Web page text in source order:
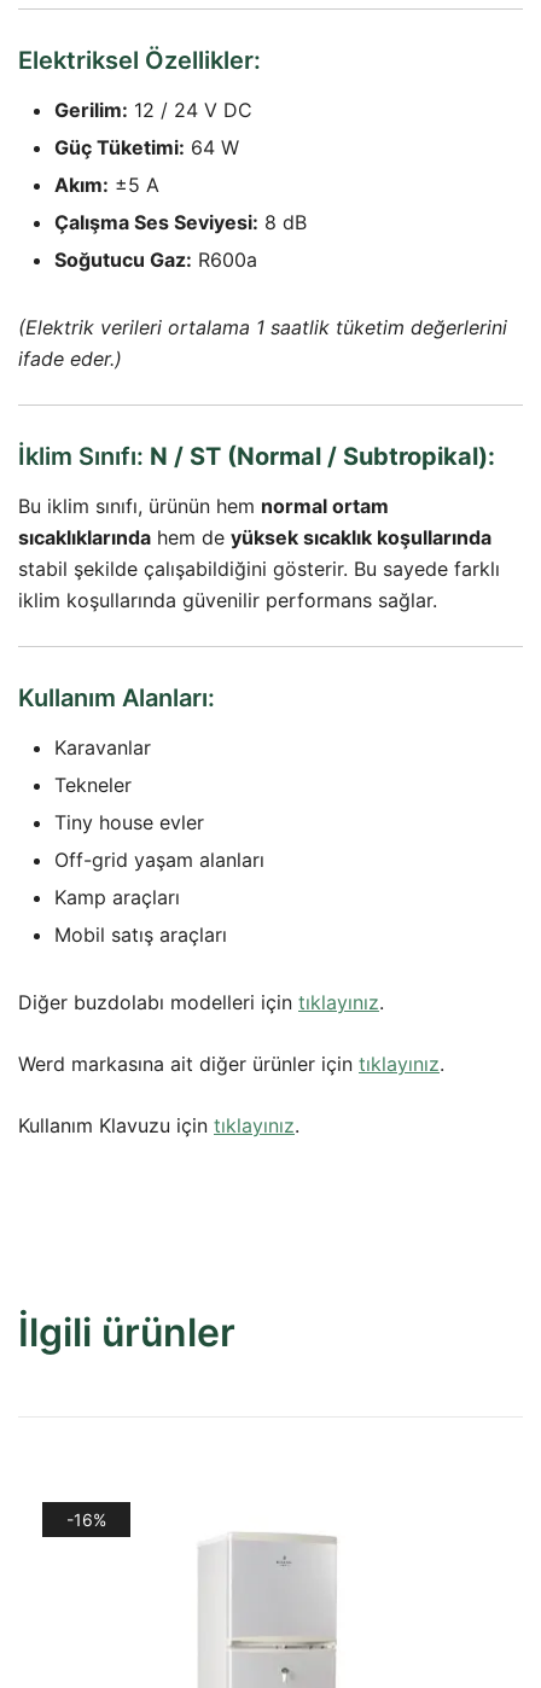
Elektriksel Özellikler:
Gerilim: 12 / 24 V DC
Güç Tüketimi: 64 W
Akım: ±5 A
Çalışma Ses Seviyesi: 8 dB
Soğutucu Gaz: R600a
(Elektrik verileri ortalama 1 saatlik tüketim değerlerini
ifade eder.)
İklim Sınıfı: N / ST (Normal / Subtropikal):
Bu iklim sınıfı, ürünün hem normal ortam
sıcaklıklarında hem de yüksek sıcaklık koşullarında
stabil şekilde çalışabildiğini gösterir. Bu sayede farklı
iklim koşullarında güvenilir performans sağlar.
Kullanım Alanları:
Karavanlar
Tekneler
Tiny house evler
Off-grid yaşam alanları
Kamp araçları
Mobil satış araçları
Diğer buzdolabı modelleri için tıklayınız.
Werd markasına ait diğer ürünler için tıklayınız.
Kullanım Klavuzu için tıklayınız.
İlgili ürünler
-16%